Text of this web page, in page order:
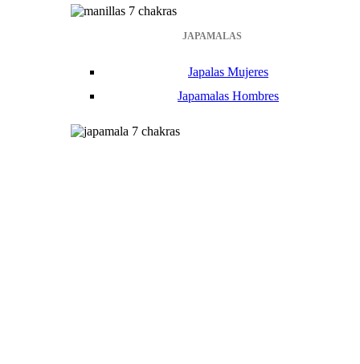
JAPAMALAS
Japalas Mujeres
Japamalas Hombres